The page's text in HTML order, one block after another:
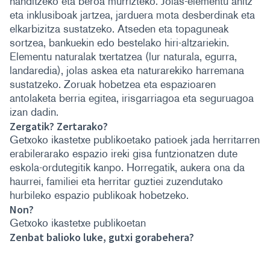
eta inklusiboak jartzea, jarduera mota desberdinak eta
elkarbizitza sustatzeko. Atseden eta topaguneak
sortzea, bankuekin edo bestelako hiri-altzariekin.
Elementu naturalak txertatzea (lur naturala, egurra,
landaredia), jolas askea eta naturarekiko harremana
sustatzeko. Zoruak hobetzea eta espazioaren
antolaketa berria egitea, irisgarriagoa eta seguruagoa
izan dadin.
Zergatik? Zertarako?
Getxoko ikastetxe publikoetako patioek jada herritarren
erabilerarako espazio ireki gisa funtzionatzen dute
eskola-ordutegitik kanpo. Horregatik, aukera ona da
haurrei, familiei eta herritar guztiei zuzendutako
hurbileko espazio publikoak hobetzeko.
Non?
Getxoko ikastetxe publikoetan
Zenbat balioko luke, gutxi gorabehera?